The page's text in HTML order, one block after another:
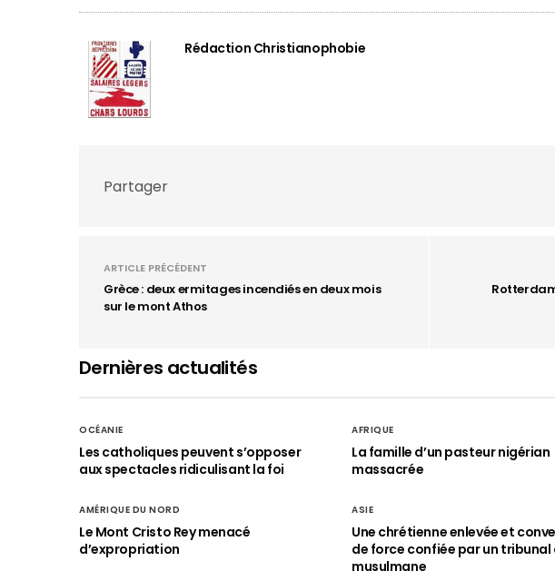
Rédaction Christianophobie
Partager
ARTICLE PRÉCÉDENT
Grèce : deux ermitages incendiés en deux mois
sur le mont Athos
Dernières actualités
OCÉANIE
Les catholiques peuvent s’opposer
aux spectacles ridiculisant la foi
AFRIQUE
La famille d’un pasteur nigérian
massacrée
AMÉRIQUE DU NORD
Le Mont Cristo Rey menacé
d’expropriation
ASIE
Une chrétienne enlevée et
de force confiée par un tribunal
musulmane